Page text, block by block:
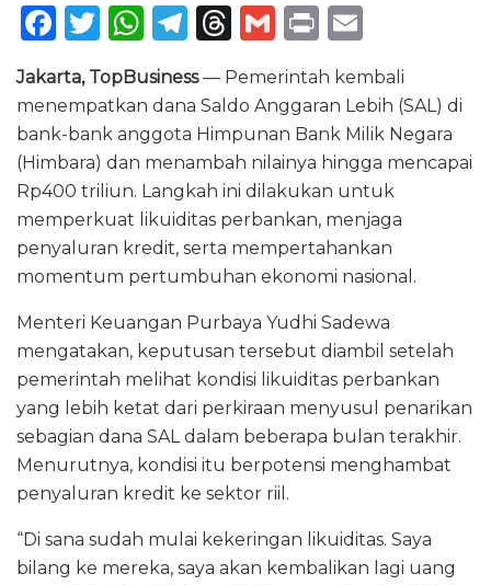
F
c
e
b
o
o
k
T
w
it
te
r
W
h
a
ts
A
p
p
T
e
g
ra
m
T
re
a
d
s
G
m
ai
l
P
ri
n
t
m
ai
l
Jakarta, TopBusiness— Pemerintah kembali
menempatkan dana Saldo Anggaran Lebih (SAL) di
bank-bank anggota Himpunan Bank Milik Negara
(Himbara) dan menambah nilainya hingga mencapai
Rp400 triliun. Langkah ini dilakukan untuk
memperkuat likuiditas perbankan, menjaga
penyaluran kredit, serta mempertahankan
momentum pertumbuhan ekonomi nasional.
Menteri Keuangan Purbaya Yudhi Sadewa
mengatakan, keputusan tersebut diambil setelah
pemerintah melihat kondisi likuiditas perbankan
yang lebih ketat dari perkiraan menyusul penarikan
sebagian dana SAL dalam beberapa bulan terakhir.
Menurutnya, kondisi itu berpotensi menghambat
penyaluran kredit ke sektor riil.
“Di sana sudah mulai kekeringan likuiditas. Saya
bilang ke mereka, saya akan kembalikan lagi uang